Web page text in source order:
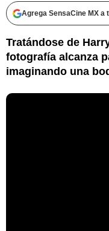
Agrega SensaCine MX
Tratándose de
fotografía alcanza
imaginando una